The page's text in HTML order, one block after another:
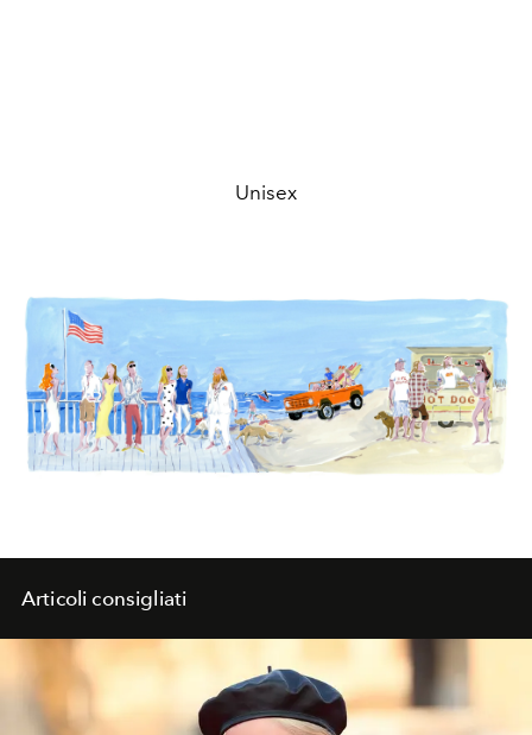
Unisex
Articoli consigliati